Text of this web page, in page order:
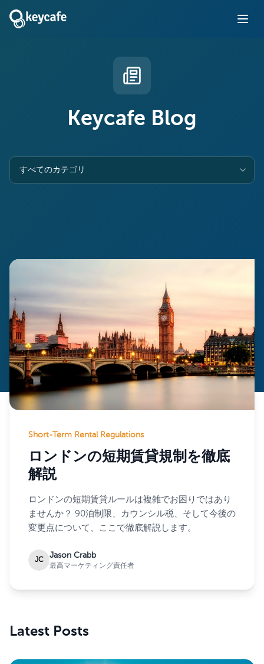
Keycafe Blog
Short-Term Rental Regulations
ロンドンの短期賃貸規制を徹底
解説
ロンドンの短期賃貸ルールは複雑でお困りではあり
ませんか？ 90泊制限、カウンシル税、そして今後の
変更点について、ここで徹底解説します。
JC
Jason Crabb
最高マーケティング責任者
Latest Posts